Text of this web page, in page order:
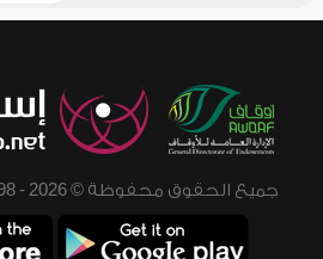
جميع الحقوق محفوظة © 2026 - 1998 لشبكة إسلام ويب